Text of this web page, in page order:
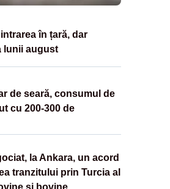
în țară, dar
lunii august
de seară, consumul de
cu 200-300 de
la Ankara, un acord
tranzitului prin Turcia al